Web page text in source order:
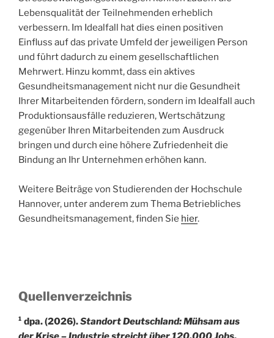
Lebensqualität der Teilnehmenden erheblich
verbessern. Im Idealfall hat dies einen positiven
Einfluss auf das private Umfeld der jeweiligen Person
und führt dadurch zu einem gesellschaftlichen
Mehrwert. Hinzu kommt, dass ein aktives
Gesundheitsmanagement nicht nur die Gesundheit
Ihrer Mitarbeitenden fördern, sondern im Idealfall auch
Produktionsausfälle reduzieren, Wertschätzung
gegenüber Ihren Mitarbeitenden zum Ausdruck
bringen und durch eine höhere Zufriedenheit die
Bindung an Ihr Unternehmen erhöhen kann.
Weitere Beiträge von Studierenden der Hochschule
Hannover, unter anderem zum Thema Betriebliches
Gesundheitsmanagement, finden Sie hier.
Quellenverzeichnis
¹ dpa. (2026).Standort Deutschland: Mühsam aus